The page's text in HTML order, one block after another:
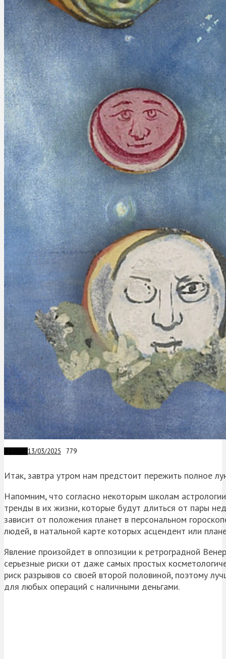
13/03/2025 779
Итак, завтра утром нам предстоит пережить полное
Напомним, что согласно некоторым школам
тренды в их жизни, которые будут длиться от пары
зависит от положения планет в персональном
людей, в натальной карте которых асцендент или
Явление произойдет в оппозиции к ретроградной
серьезные риски от даже самых простых
риск разрывов со своей второй половиной, поэтому
для любых операций с наличными деньгами.